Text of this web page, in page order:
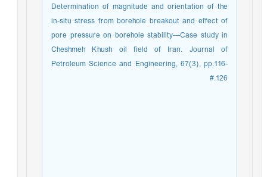
Determination of magnitude and orientation of the
in-situ stress from borehole breakout and effect of
pore pressure on borehole stability—Case study in
Cheshmeh Khush oil field of Iran. Journal of
Petroleum Science and Engineering, 67(3), pp.116-
126.#